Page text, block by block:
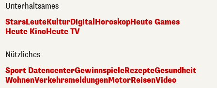
Unterhaltsames
StarsLeuteKulturDigitalHoroskopHeute Games
Heute KinoHeute TV
Nützliches
Sport DatencenterGewinnspieleRezepteGesundheit
WohnenVerkehrsmeldungenMotorReisenVideo